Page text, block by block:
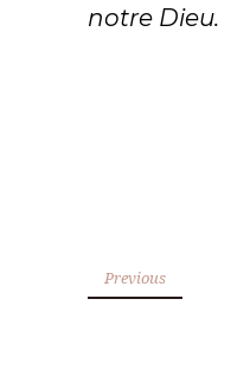
notre Dieu.
Previous